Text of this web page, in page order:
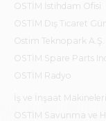
OSTİM İstihdam Ofisi
OSTİM Dış Ticaret
Ostim Teknopark A.Ş.
OSTİM Spare Parts Inc.
OSTİM Radyo
İş ve İnşaat
OSTİM Savunma ve